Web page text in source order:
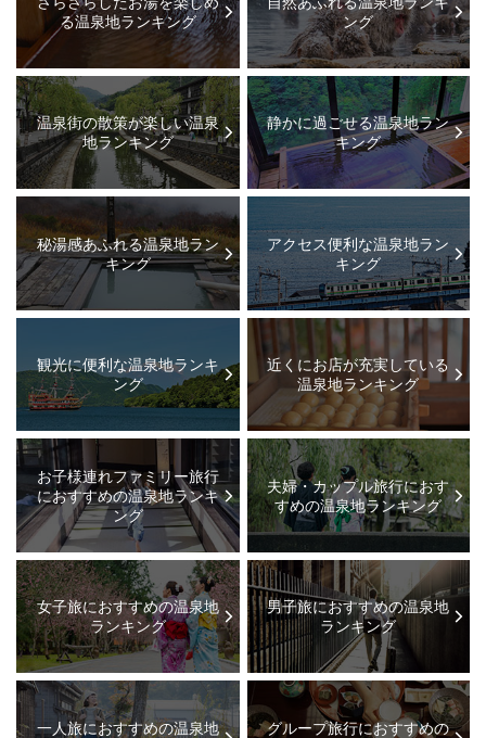
る温泉地ランキング
ング
温泉街の散策が楽しい温泉
地ランキング
静かに過ごせる温泉地ラン
キング
秘湯感あふれる温泉地ラン
キング
アクセス便利な温泉地ラン
キング
観光に便利な温泉地ランキ
ング
近くにお店が充実している
温泉地ランキング
お子様連れファミリー旅行
におすすめの温泉地ランキ
ング
夫婦・カップル旅行におす
すめの温泉地ランキング
女子旅におすすめの温泉地
ランキング
男子旅におすすめの温泉地
ランキング
一人旅におすすめの温泉地
グループ旅行におすすめの